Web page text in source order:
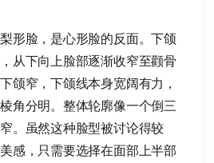
形脸，是心形脸的反面。下颌
从下向上脸部逐渐收窄至颧骨
颌窄，下颌线本身宽阔有力，
角分明。整体轮廓像一个倒三
。虽然这种脸型被讨论得较
感，只需要选择在面部上半部